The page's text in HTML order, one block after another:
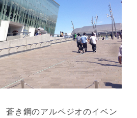
蒼き鋼のアルペジオのイベン